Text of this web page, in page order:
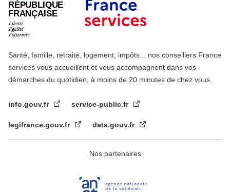
RÉPUBLIQUE
FRANÇAISE
Santé, famille, retraite, logement, impôts... nos conseillers France
services vous accueillent et vous accompagnent dans vos
démarches du quotidien, à moins de 20 minutes de chez vous.
info.gouv.fr service-public.fr
legifrance.gouv.fr data.gouv.fr
Nos partenaires